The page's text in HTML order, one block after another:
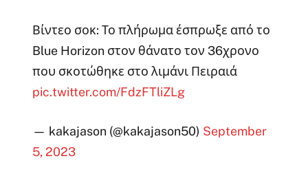
Βίντεο σοκ: Το πλήρωμα έσπρωξε από το
Blue Horizon στον θάνατο τον 36χρονο
που σκοτώθηκε στο λιμάνι Πειραιά
pic.twitter.com/FdzFTliZLg
— kakajason (@kakajason50) September
5, 2023